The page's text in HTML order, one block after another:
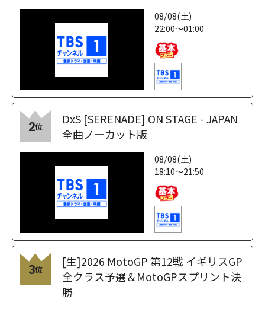
08/08(土)
22:00～01:00
2位
DxS [SERENADE] ON STAGE - JAPAN
全曲ノーカット版
08/08(土)
18:10～21:50
3位
[生]2026 MotoGP 第12戦 イギリスGP
全クラス予選＆MotoGPスプリント決
勝